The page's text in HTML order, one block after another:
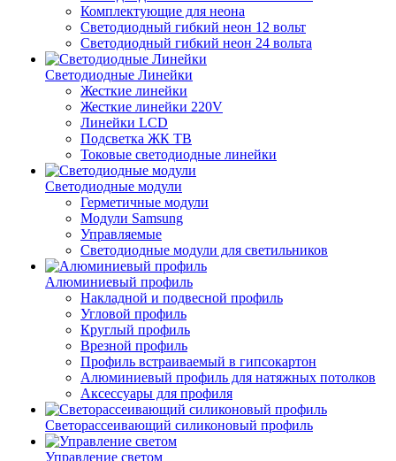
Комплектующие для неона
Светодиодный гибкий неон 12 вольт
Светодиодный гибкий неон 24 вольта
Светодиодные Линейки
Жесткие линейки
Жесткие линейки 220V
Линейки LCD
Подсветка ЖК ТВ
Токовые светодиодные линейки
Светодиодные модули
Герметичные модули
Модули Samsung
Управляемые
Светодиодные модули для светильников
Алюминиевый профиль
Накладной и подвесной профиль
Угловой профиль
Круглый профиль
Врезной профиль
Профиль встраиваемый в гипсокартон
Алюминиевый профиль для натяжных потолков
Аксессуары для профиля
Светорассеивающий силиконовый профиль
Управление светом